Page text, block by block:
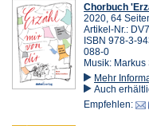
Chorbuch
2020, 64
Artikel-Nr.:
ISBN 978-3-
088-0
Musik:
Mehr
Auch
Empfehlen: